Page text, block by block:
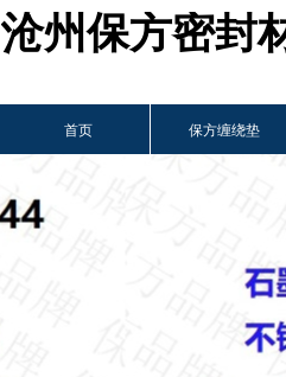
首页 保方缠绕垫
沧州保方密封